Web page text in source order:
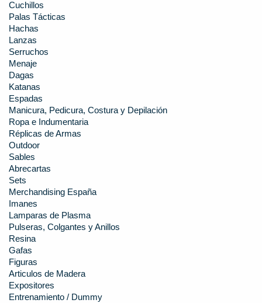
Cuchillos
Palas Tácticas
Hachas
Lanzas
Serruchos
Menaje
Dagas
Katanas
Espadas
Manicura, Pedicura, Costura y Depilación
Ropa e Indumentaria
Réplicas de Armas
Outdoor
Sables
Abrecartas
Sets
Merchandising España
Imanes
Lamparas de Plasma
Pulseras, Colgantes y Anillos
Resina
Gafas
Figuras
Articulos de Madera
Expositores
Entrenamiento / Dummy